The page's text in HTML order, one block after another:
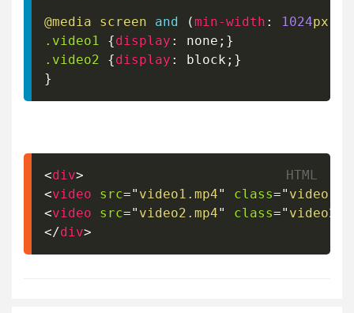
@media screen and (min-width : 1024px
.video1
{display : none ; }
.video2
{display : block ; }
}
<div>
<video src=" video1.mp4" class=" video1
<video src=" video2.mp4" class=" video2
</div>